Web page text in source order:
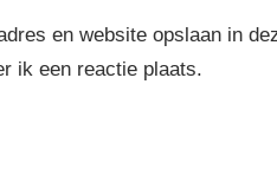
en website opslaan in
ik een reactie plaats.